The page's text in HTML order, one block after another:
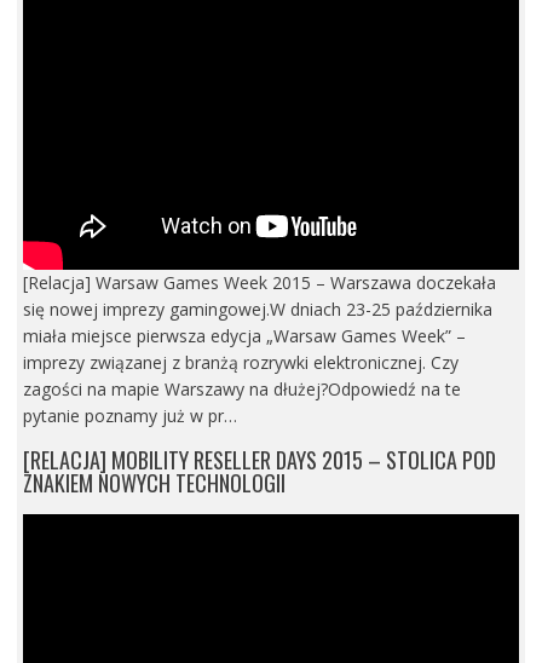
[Relacja] Warsaw Games Week 2015 – Warszawa doczekała
się nowej imprezy gamingowej.W dniach 23-25 października
miała miejsce pierwsza edycja „Warsaw Games Week” –
imprezy związanej z branżą rozrywki elektronicznej. Czy
zagości na mapie Warszawy na dłużej?Odpowiedź na te
pytanie poznamy już w pr…
[RELACJA] MOBILITY RESELLER DAYS 2015 – STOLICA POD
ZNAKIEM NOWYCH TECHNOLOGII